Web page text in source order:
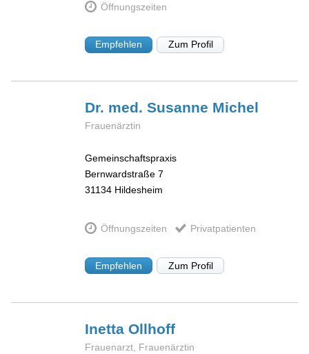
Öffnungszeiten
Empfehlen Zum Profil
Dr. med. Susanne Michel
Frauenärztin
Gemeinschaftspraxis
Bernwardstraße 7
31134 Hildesheim
Öffnungszeiten Privatpatienten
Empfehlen Zum Profil
Inetta Ollhoff
Frauenarzt, Frauenärztin